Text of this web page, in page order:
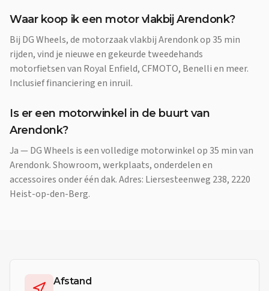
Waar koop ik een motor vlakbij Arendonk?
Bij DG Wheels, de motorzaak vlakbij Arendonk op 35 min
rijden, vind je nieuwe en gekeurde tweedehands
motorfietsen van Royal Enfield, CFMOTO, Benelli en meer.
Inclusief financiering en inruil.
Is er een motorwinkel in de buurt van
Arendonk?
Ja — DG Wheels is een volledige motorwinkel op 35 min van
Arendonk. Showroom, werkplaats, onderdelen en
accessoires onder één dak. Adres: Liersesteenweg 238, 2220
Heist-op-den-Berg.
Afstand